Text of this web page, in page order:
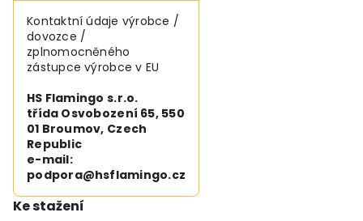
Kontaktní údaje výrobce /
dovozce /
zplnomocněného
zástupce výrobce v EU
HS Flamingo s.r.o.
třída Osvobození 65, 550
01 Broumov, Czech
Republic
e-mail:
podpora@hsflamingo.cz
Ke stažení